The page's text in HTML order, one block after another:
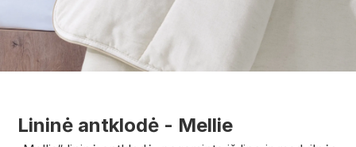
Lininė antklodė - Mellie